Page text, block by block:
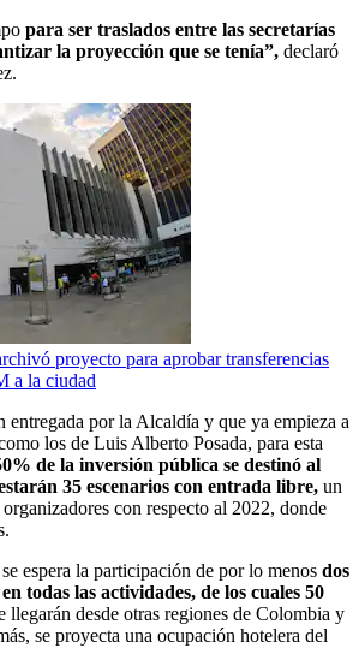
para ser traslados entre las secretarías
la proyección que se tenía”, declaró
proyecto para aprobar transferencias
a la ciudad
entregada por la Alcaldía y que ya empieza a
los de Luis Alberto Posada, para esta
de la inversión pública se destinó al
35 escenarios con entrada libre, un
con respecto al 2022, donde
espera la participación de por lo menos dos
todas las actividades, de los cuales 50
llegarán desde otras regiones de Colombia y
se proyecta una ocupación hotelera del